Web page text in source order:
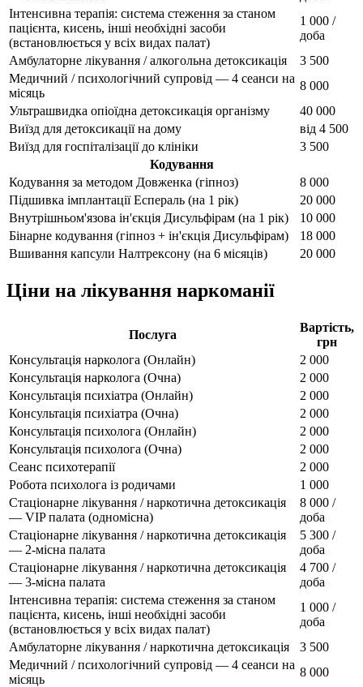
Інтенсивна терапія: система стеження за станом
пацієнта, кисень, інші необхідні засоби
(встановлюється у всіх видах палат)
1 000 /
доба
Амбулаторне лікування / алкогольна детоксикація
3 500
Медичний / психологічний супровід — 4 сеанси на
місяць
8 000
Ультрашвидка опіоїдна детоксикація організму
40 000
Виїзд для детоксикації на дому
від 4 500
Виїзд для госпіталізації до клініки
3 500
Кодування
Кодування за методом Довженка (гіпноз)
8 000
Підшивка імплантації Еспераль (на 1 рік)
20 000
Внутрішньом'язова ін'єкція Дисульфірам (на 1 рік)
10 000
Бінарне кодування (гіпноз + ін'єкція Дисульфірам)
18 000
Вшивання капсули Налтрексону (на 6 місяців)
20 000
Ціни на лікування наркоманії
Послуга
Вартість,
грн
Консультація нарколога (Онлайн)
2 000
Консультація нарколога (Очна)
2 000
Консультація психіатра (Онлайн)
2 000
Консультація психіатра (Очна)
2 000
Консультація психолога (Онлайн)
2 000
Консультація психолога (Очна)
2 000
Сеанс психотерапії
2 000
Робота психолога із родичами
1 000
Стаціонарне лікування / наркотична детоксикація
— VIP палата (одномісна)
8 000 /
доба
Стаціонарне лікування / наркотична детоксикація
— 2-місна палата
5 300 /
доба
Стаціонарне лікування / наркотична детоксикація
— 3-місна палата
4 700 /
доба
Інтенсивна терапія: система стеження за станом
пацієнта, кисень, інші необхідні засоби
(встановлюється у всіх видах палат)
1 000 /
доба
Амбулаторне лікування / наркотична детоксикація
3 500
Медичний / психологічний супровід — 4 сеанси на
місяць
8 000